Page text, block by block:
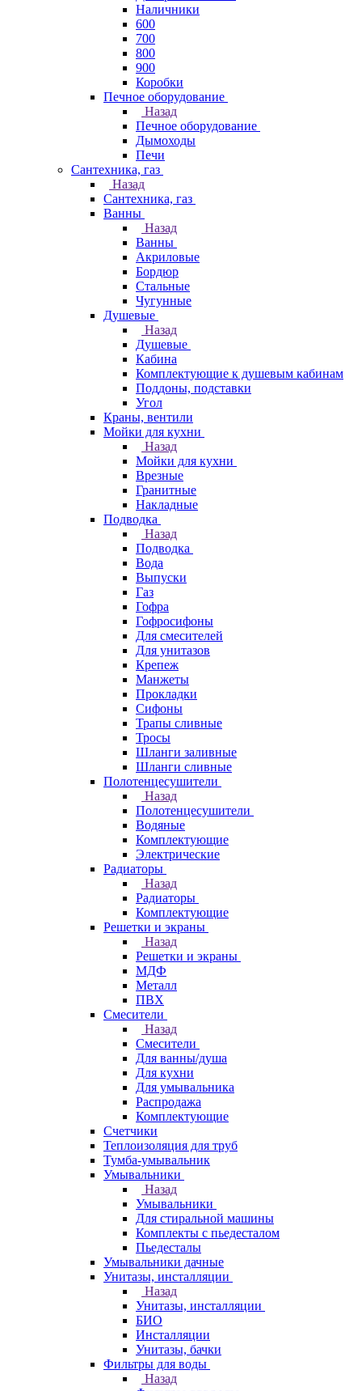
Наличники
600
700
800
900
Коробки
Печное оборудование
Назад
Печное оборудование
Дымоходы
Печи
Сантехника, газ
Назад
Сантехника, газ
Ванны
Назад
Ванны
Акриловые
Бордюр
Стальные
Чугунные
Душевые
Назад
Душевые
Кабина
Комплектующие к душевым кабинам
Поддоны, подставки
Угол
Краны, вентили
Мойки для кухни
Назад
Мойки для кухни
Врезные
Гранитные
Накладные
Подводка
Назад
Подводка
Вода
Выпуски
Газ
Гофра
Гофросифоны
Для смесителей
Для унитазов
Крепеж
Манжеты
Прокладки
Сифоны
Трапы сливные
Тросы
Шланги заливные
Шланги сливные
Полотенцесушители
Назад
Полотенцесушители
Водяные
Комплектующие
Электрические
Радиаторы
Назад
Радиаторы
Комплектующие
Решетки и экраны
Назад
Решетки и экраны
МДФ
Металл
ПВХ
Смесители
Назад
Смесители
Для ванны/душа
Для кухни
Для умывальника
Распродажа
Комплектующие
Счетчики
Теплоизоляция для труб
Тумба-умывальник
Умывальники
Назад
Умывальники
Для стиральной машины
Комплекты с пьедесталом
Пьедесталы
Умывальники дачные
Унитазы, инсталляции
Назад
Унитазы, инсталляции
БИО
Инсталляции
Унитазы, бачки
Фильтры для воды
Назад